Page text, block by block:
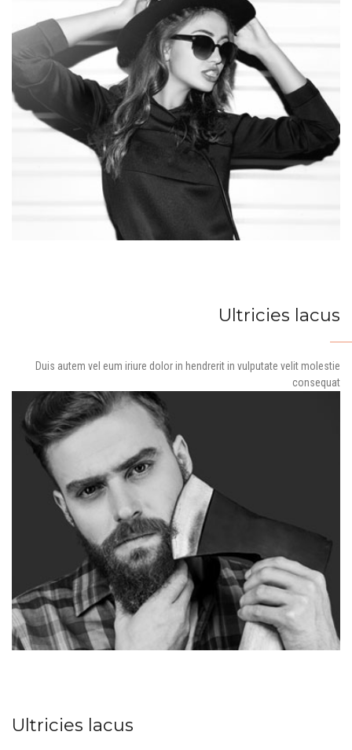
Ultricies lacus
Duis autem vel eum iriure dolor in hendrerit in vulputate velit molestie
consequat
Ultricies lacus